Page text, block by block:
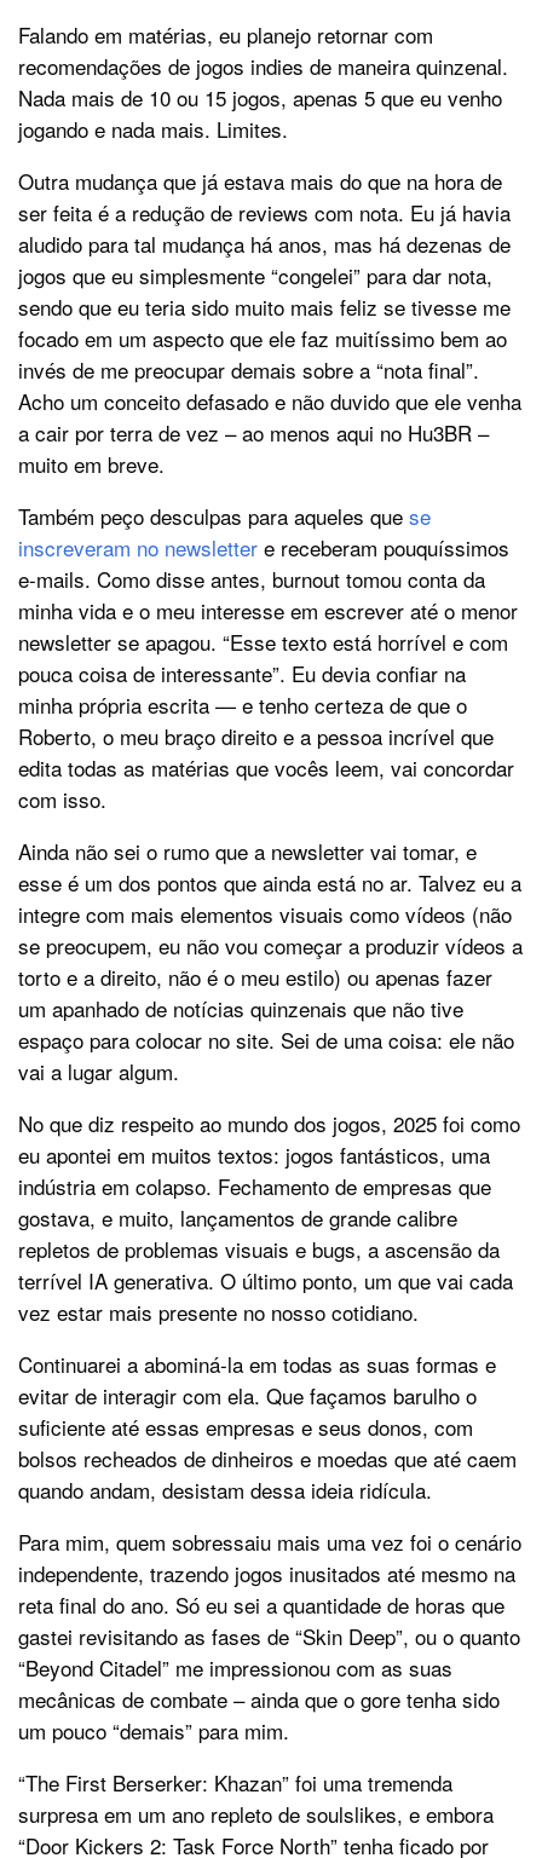
Falando em matérias, eu planejo retornar com
recomendações de jogos indies de maneira quinzenal.
Nada mais de 10 ou 15 jogos, apenas 5 que eu venho
jogando e nada mais. Limites.
Outra mudança que já estava mais do que na hora de
ser feita é a redução de reviews com nota. Eu já havia
aludido para tal mudança há anos, mas há dezenas de
jogos que eu simplesmente “congelei” para dar nota,
sendo que eu teria sido muito mais feliz se tivesse me
focado em um aspecto que ele faz muitíssimo bem ao
invés de me preocupar demais sobre a “nota final”.
Acho um conceito defasado e não duvido que ele venha
a cair por terra de vez – ao menos aqui no Hu3BR –
muito em breve.
Também peço desculpas para aqueles que se
inscreveram no newsletter e receberam pouquíssimos
e-mails. Como disse antes, burnout tomou conta da
minha vida e o meu interesse em escrever até o menor
newsletter se apagou. “Esse texto está horrível e com
pouca coisa de interessante”. Eu devia confiar na
minha própria escrita — e tenho certeza de que o
Roberto, o meu braço direito e a pessoa incrível que
edita todas as matérias que vocês leem, vai concordar
com isso.
Ainda não sei o rumo que a newsletter vai tomar, e
esse é um dos pontos que ainda está no ar. Talvez eu a
integre com mais elementos visuais como vídeos (não
se preocupem, eu não vou começar a produzir vídeos a
torto e a direito, não é o meu estilo) ou apenas fazer
um apanhado de notícias quinzenais que não tive
espaço para colocar no site. Sei de uma coisa: ele não
vai a lugar algum.
No que diz respeito ao mundo dos jogos, 2025 foi como
eu apontei em muitos textos: jogos fantásticos, uma
indústria em colapso. Fechamento de empresas que
gostava, e muito, lançamentos de grande calibre
repletos de problemas visuais e bugs, a ascensão da
terrível IA generativa. O último ponto, um que vai cada
vez estar mais presente no nosso cotidiano.
Continuarei a abominá-la em todas as suas formas e
evitar de interagir com ela. Que façamos barulho o
suficiente até essas empresas e seus donos, com
bolsos recheados de dinheiros e moedas que até caem
quando andam, desistam dessa ideia ridícula.
Para mim, quem sobressaiu mais uma vez foi o cenário
independente, trazendo jogos inusitados até mesmo na
reta final do ano. Só eu sei a quantidade de horas que
gastei revisitando as fases de “Skin Deep”, ou o quanto
“Beyond Citadel” me impressionou com as suas
mecânicas de combate – ainda que o gore tenha sido
um pouco “demais” para mim.
“The First Berserker: Khazan” foi uma tremenda
surpresa em um ano repleto de soulslikes, e embora
“Door Kickers 2: Task Force North” tenha ficado por